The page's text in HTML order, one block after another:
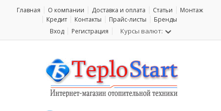
Главная О компании Доставка и оплата Статьи
Монтаж
Кредит
Контакты Прайс-листы
Бренды
Вход
Регистрация Курсы валют: